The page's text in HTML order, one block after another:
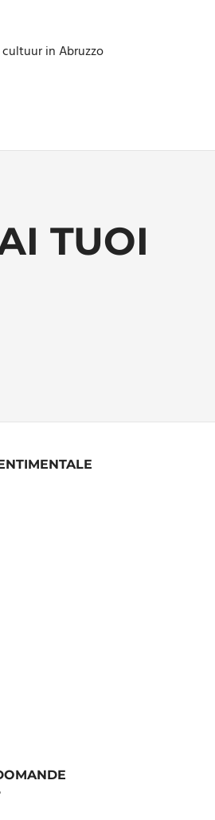
in Abruzzo
TUOI